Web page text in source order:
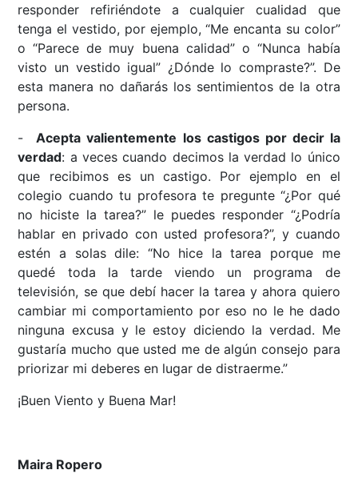
responder refiriéndote a cualquier cualidad que
tenga el vestido, por ejemplo, “Me encanta su color”
o “Parece de muy buena calidad” o “Nunca había
visto un vestido igual” ¿Dónde lo compraste?”. De
esta manera no dañarás los sentimientos de la otra
persona.
-Acepta valientemente los castigos por decir la
verdad: a veces cuando decimos la verdad lo único
que recibimos es un castigo. Por ejemplo en el
colegio cuando tu profesora te pregunte “¿Por qué
no hiciste la tarea?” le puedes responder “¿Podría
hablar en privado con usted profesora?”, y cuando
estén a solas dile: “No hice la tarea porque me
quedé toda la tarde viendo un programa de
televisión, se que debí hacer la tarea y ahora quiero
cambiar mi comportamiento por eso no le he dado
ninguna excusa y le estoy diciendo la verdad. Me
gustaría mucho que usted me de algún consejo para
priorizar mi deberes en lugar de distraerme.”
¡Buen Viento y Buena Mar!
Maira Ropero